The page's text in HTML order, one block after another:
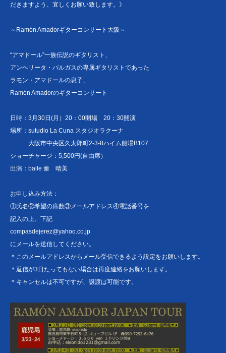
だきますよう、宜しくお願い致します。》
～Ramón Amadorギターコンサート大阪～
“アマドール”一族伝説のギタリスト、
アンヘリータ・バルガスの専属ギタリストであった
ラモン・アマドールの息子、
Ramón Amadorのギターコンサート
日時：3月30日(月）20：00開場 20：30開演
場所：sutudio La Cuna スタジオラクーナ
大阪市中央区久太郎町2-3-8ハイム船場B107
ショーチャージ：5,500円(自由席）
出演：baile 秦 晴美
お申し込み方法：
①氏名②希望の席数③メールアドレス④電話番号を
記入の上、下記
compasdejerez@yahoo.co.jp
にメールを送信してください。
＊このメールアドレスからメール受信できるよう設定をお願いします。
＊返信が3日たってもない場合は再度連絡をお願いします。
＊キャンセルは不可ですが、譲渡は可能です。